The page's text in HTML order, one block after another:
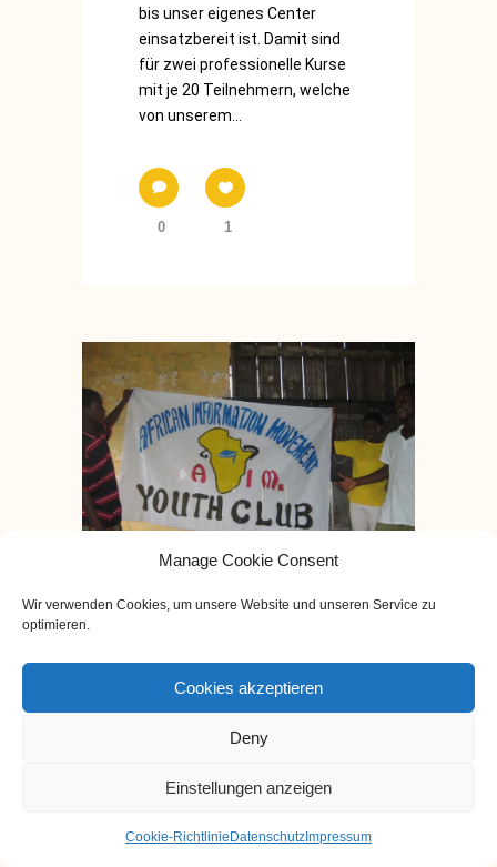
Manage Cookie Consent
Wir verwenden Cookies, um unsere Website und unseren Service zu
optimieren.
Cookies akzeptieren
Deny
Einstellungen anzeigen
Cookie-Richtlinie Datenschutz Impressum
bis unser eigenes Center
einsatzbereit ist. Damit sind
für zwei professionelle Kurse
mit je 20 Teilnehmern, welche
von unserem...
0 1
ARCHIV
BY AIM.
DEN FILMWORKSHOPS
Ayensudo und Komenda
Nachdem sich ein Teil der